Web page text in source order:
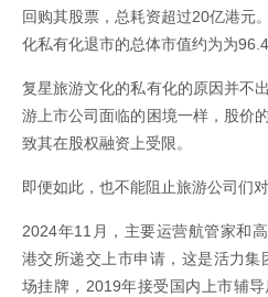
回购其股票，总耗资超过20亿港元
化私有化退市的总体市值约为为
复星旅游文化的私有化的原因并不
游上市公司面临的困境一样，股价
致其在股权融资上受限。
即便如此，也不能阻止旅游公司们
2024年11月，主要运营航管家和
港交所递交上市申请，这是活力
场挂牌，2019年接受国内上市辅